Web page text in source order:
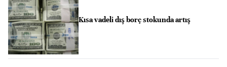
Kısa vadeli dış borç stokunda artış